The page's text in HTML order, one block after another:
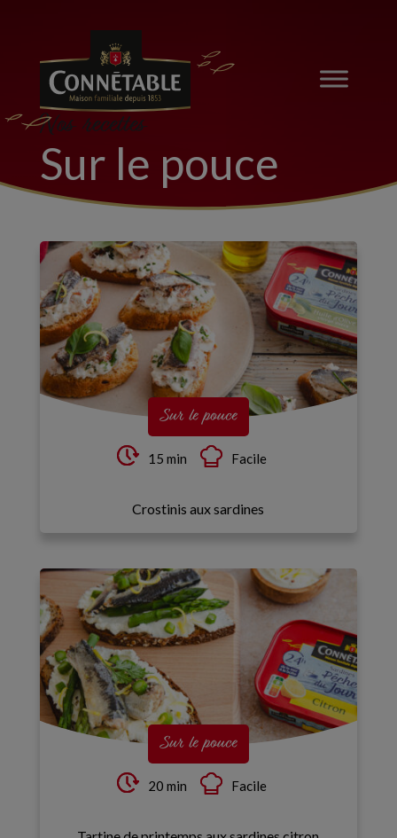
Nos recettes
Sur le pouce
Sur le pouce
15 min Facile
Crostinis aux sardines
Sur le pouce
20 min Facile